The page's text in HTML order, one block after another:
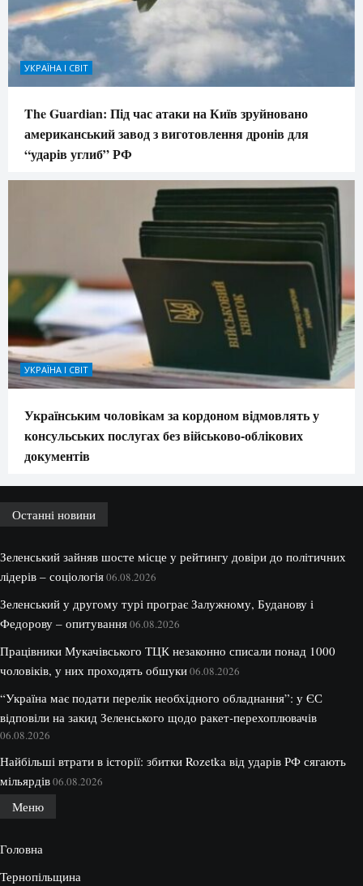
УКРАЇНА І СВІТ
The Guardian: Під час атаки на Київ зруйновано
американський завод з виготовлення дронів для
“ударів углиб” РФ
УКРАЇНА І СВІТ
Українським чоловікам за кордоном відмовлять у
консульських послугах без військово-облікових
документів
Останні новини
Зеленський зайняв шосте місце у рейтингу довіри до політичних
лідерів – соціологія06.08.2026
Зеленський у другому турі програє Залужному, Буданову і
Федорову – опитування06.08.2026
Працівники Мукачівського ТЦК незаконно списали понад 1000
чоловіків, у них проходять обшуки06.08.2026
“Україна має подати перелік необхідного обладнання”: у ЄС
відповіли на закид Зеленського щодо ракет-перехоплювачів
06.08.2026
Найбільші втрати в історії: збитки Rozetka від ударів РФ сягають
мільярдів06.08.2026
Меню
Головна
Тернопільщина